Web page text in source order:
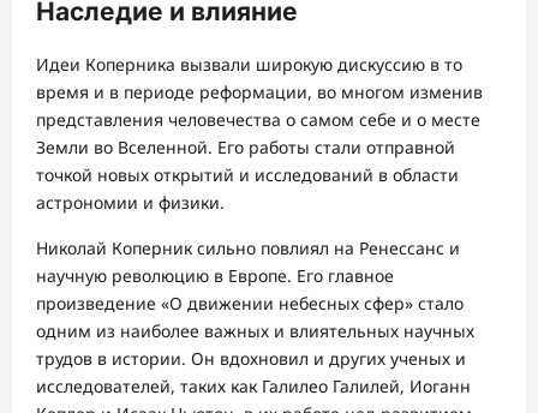
Наследие и влияние
Идеи Коперника вызвали широкую дискуссию в то
время и в периоде реформации, во многом изменив
представления человечества о самом себе и о месте
Земли во Вселенной. Его работы стали отправной
точкой новых открытий и исследований в области
астрономии и физики.
Николай Коперник сильно повлиял на Ренессанс и
научную революцию в Европе. Его главное
произведение «О движении небесных сфер» стало
одним из наиболее важных и влиятельных научных
трудов в истории. Он вдохновил и других ученых и
исследователей, таких как Галилео Галилей, Иоганн